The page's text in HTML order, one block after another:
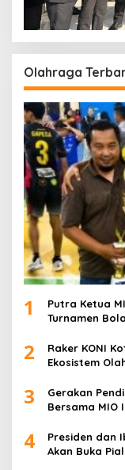
Olahraga
1
Putra Ketua
Turnamen
2
Raker KONI
Ekosistem
3
Gerakan
Bersama MIO
4
Presiden dan
Akan Buka